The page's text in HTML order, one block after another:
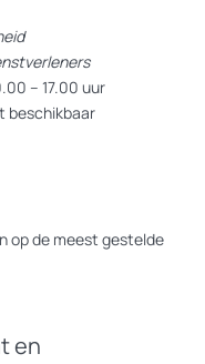
– 17.00 uur
beschikbaar
op de meest gestelde
en